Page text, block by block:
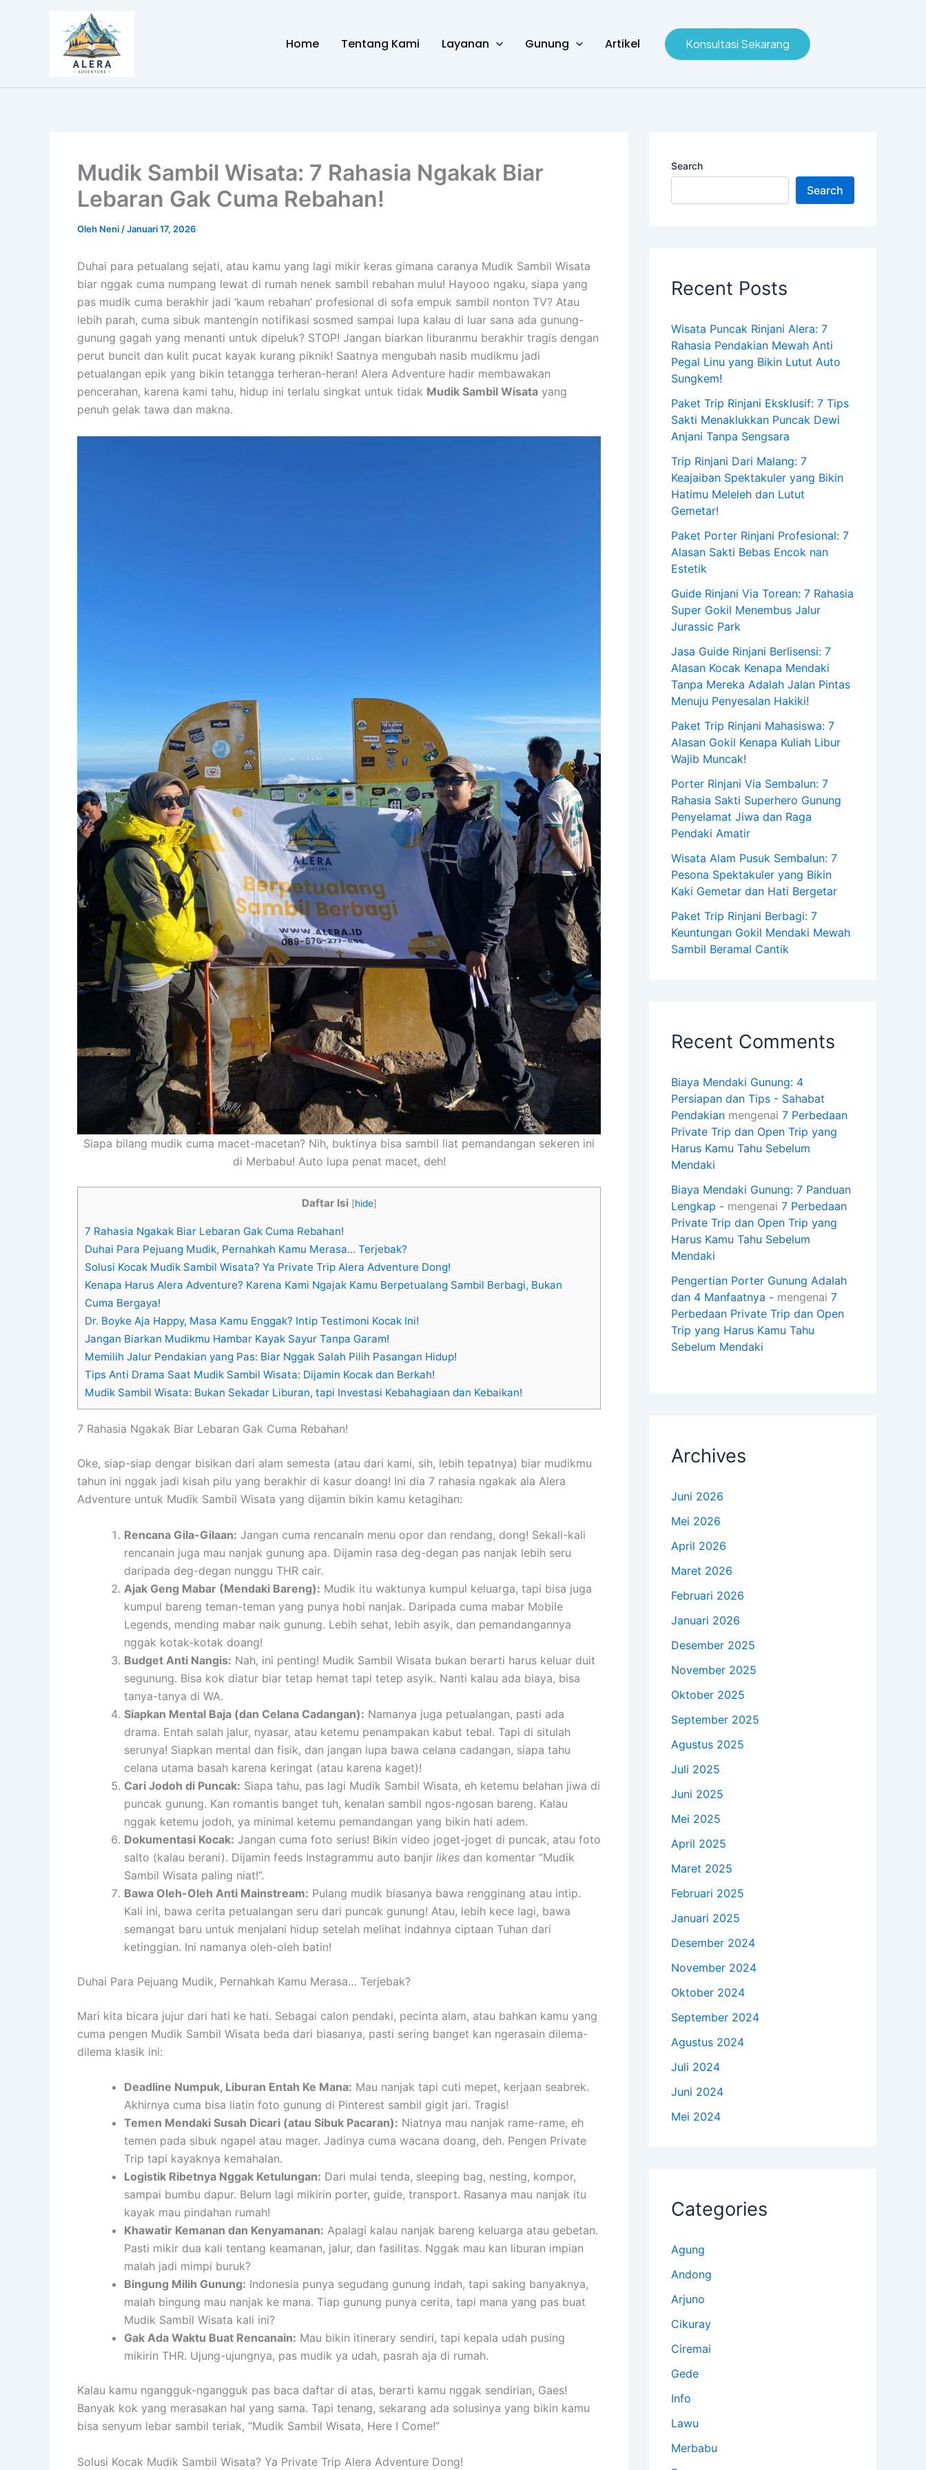
Home Tentang Kami Layanan Gunung Artikel Konsultasi Sekarang
Mudik Sambil Wisata: 7 Rahasia Ngakak Biar
Lebaran Gak Cuma Rebahan!
Oleh Neni /Januari 17, 2026
Duhai para petualang sejati, atau kamu yang lagi mikir keras gimana caranya Mudik Sambil Wisata
biar nggak cuma numpang lewat di rumah nenek sambil rebahan mulu! Hayooo ngaku, siapa yang
pas mudik cuma berakhir jadi ‘kaum rebahan’ profesional di sofa empuk sambil nonton TV? Atau
lebih parah, cuma sibuk mantengin notifikasi sosmed sampai lupa kalau di luar sana ada gunung-
gunung gagah yang menanti untuk dipeluk? STOP! Jangan biarkan liburanmu berakhir tragis dengan
perut buncit dan kulit pucat kayak kurang piknik! Saatnya mengubah nasib mudikmu jadi
petualangan epik yang bikin tetangga terheran-heran! Alera Adventure hadir membawakan
pencerahan, karena kami tahu, hidup ini terlalu singkat untuk tidak Mudik Sambil Wisata yang
penuh gelak tawa dan makna.
Siapa bilang mudik cuma macet-macetan? Nih, buktinya bisa sambil liat pemandangan sekeren ini
di Merbabu! Auto lupa penat macet, deh!
Daftar Isi [hide]
7 Rahasia Ngakak Biar Lebaran Gak Cuma Rebahan!
Duhai Para Pejuang Mudik, Pernahkah Kamu Merasa… Terjebak?
Solusi Kocak Mudik Sambil Wisata? Ya Private Trip Alera Adventure Dong!
Kenapa Harus Alera Adventure? Karena Kami Ngajak Kamu Berpetualang Sambil Berbagi, Bukan
Cuma Bergaya!
Dr. Boyke Aja Happy, Masa Kamu Enggak? Intip Testimoni Kocak Ini!
Jangan Biarkan Mudikmu Hambar Kayak Sayur Tanpa Garam!
Memilih Jalur Pendakian yang Pas: Biar Nggak Salah Pilih Pasangan Hidup!
Tips Anti Drama Saat Mudik Sambil Wisata: Dijamin Kocak dan Berkah!
Mudik Sambil Wisata: Bukan Sekadar Liburan, tapi Investasi Kebahagiaan dan Kebaikan!
7 Rahasia Ngakak Biar Lebaran Gak Cuma Rebahan!
Oke, siap-siap dengar bisikan dari alam semesta (atau dari kami, sih, lebih tepatnya) biar mudikmu
tahun ini nggak jadi kisah pilu yang berakhir di kasur doang! Ini dia 7 rahasia ngakak ala Alera
Adventure untuk Mudik Sambil Wisata yang dijamin bikin kamu ketagihan:
Rencana Gila-Gilaan: Jangan cuma rencanain menu opor dan rendang, dong! Sekali-kali
rencanain juga mau nanjak gunung apa. Dijamin rasa deg-degan pas nanjak lebih seru
daripada deg-degan nunggu THR cair.
Ajak Geng Mabar (Mendaki Bareng): Mudik itu waktunya kumpul keluarga, tapi bisa juga
kumpul bareng teman-teman yang punya hobi nanjak. Daripada cuma mabar Mobile
Legends, mending mabar naik gunung. Lebih sehat, lebih asyik, dan pemandangannya
nggak kotak-kotak doang!
Budget Anti Nangis: Nah, ini penting! Mudik Sambil Wisata bukan berarti harus keluar duit
segunung. Bisa kok diatur biar tetap hemat tapi tetep asyik. Nanti kalau ada biaya, bisa
tanya-tanya di WA.
Siapkan Mental Baja (dan Celana Cadangan): Namanya juga petualangan, pasti ada
drama. Entah salah jalur, nyasar, atau ketemu penampakan kabut tebal. Tapi di situlah
serunya! Siapkan mental dan fisik, dan jangan lupa bawa celana cadangan, siapa tahu
celana utama basah karena keringat (atau karena kaget)!
Cari Jodoh di Puncak: Siapa tahu, pas lagi Mudik Sambil Wisata, eh ketemu belahan jiwa di
puncak gunung. Kan romantis banget tuh, kenalan sambil ngos-ngosan bareng. Kalau
nggak ketemu jodoh, ya minimal ketemu pemandangan yang bikin hati adem.
Dokumentasi Kocak: Jangan cuma foto serius! Bikin video joget-joget di puncak, atau foto
salto (kalau berani). Dijamin feeds Instagrammu auto banjir likes dan komentar “Mudik
Sambil Wisata paling niat!”.
Bawa Oleh-Oleh Anti Mainstream: Pulang mudik biasanya bawa rengginang atau intip.
Kali ini, bawa cerita petualangan seru dari puncak gunung! Atau, lebih kece lagi, bawa
semangat baru untuk menjalani hidup setelah melihat indahnya ciptaan Tuhan dari
ketinggian. Ini namanya oleh-oleh batin!
Duhai Para Pejuang Mudik, Pernahkah Kamu Merasa… Terjebak?
Mari kita bicara jujur dari hati ke hati. Sebagai calon pendaki, pecinta alam, atau bahkan kamu yang
cuma pengen Mudik Sambil Wisata beda dari biasanya, pasti sering banget kan ngerasain dilema-
dilema klasik ini:
Deadline Numpuk, Liburan Entah Ke Mana: Mau nanjak tapi cuti mepet, kerjaan seabrek.
Akhirnya cuma bisa liatin foto gunung di Pinterest sambil gigit jari. Tragis!
Temen Mendaki Susah Dicari (atau Sibuk Pacaran): Niatnya mau nanjak rame-rame, eh
temen pada sibuk ngapel atau mager. Jadinya cuma wacana doang, deh. Pengen Private
Trip tapi kayaknya kemahalan.
Logistik Ribetnya Nggak Ketulungan: Dari mulai tenda, sleeping bag, nesting, kompor,
sampai bumbu dapur. Belum lagi mikirin porter, guide, transport. Rasanya mau nanjak itu
kayak mau pindahan rumah!
Khawatir Kemanan dan Kenyamanan: Apalagi kalau nanjak bareng keluarga atau gebetan.
Pasti mikir dua kali tentang keamanan, jalur, dan fasilitas. Nggak mau kan liburan impian
malah jadi mimpi buruk?
Bingung Milih Gunung: Indonesia punya segudang gunung indah, tapi saking banyaknya,
malah bingung mau nanjak ke mana. Tiap gunung punya cerita, tapi mana yang pas buat
Mudik Sambil Wisata kali ini?
Gak Ada Waktu Buat Rencanain: Mau bikin itinerary sendiri, tapi kepala udah pusing
mikirin THR. Ujung-ujungnya, pas mudik ya udah, pasrah aja di rumah.
Kalau kamu ngangguk-ngangguk pas baca daftar di atas, berarti kamu nggak sendirian, Gaes!
Banyak kok yang merasakan hal yang sama. Tapi tenang, sekarang ada solusinya yang bikin kamu
bisa senyum lebar sambil teriak, “Mudik Sambil Wisata, Here I Come!”
Solusi Kocak Mudik Sambil Wisata? Ya Private Trip Alera Adventure Dong!
Search
Search
Recent Posts
Wisata Puncak Rinjani Alera: 7
Rahasia Pendakian Mewah Anti
Pegal Linu yang Bikin Lutut Auto
Sungkem!
Paket Trip Rinjani Eksklusif: 7 Tips
Sakti Menaklukkan Puncak Dewi
Anjani Tanpa Sengsara
Trip Rinjani Dari Malang: 7
Keajaiban Spektakuler yang Bikin
Hatimu Meleleh dan Lutut
Gemetar!
Paket Porter Rinjani Profesional: 7
Alasan Sakti Bebas Encok nan
Estetik
Guide Rinjani Via Torean: 7 Rahasia
Super Gokil Menembus Jalur
Jurassic Park
Jasa Guide Rinjani Berlisensi: 7
Alasan Kocak Kenapa Mendaki
Tanpa Mereka Adalah Jalan Pintas
Menuju Penyesalan Hakiki!
Paket Trip Rinjani Mahasiswa: 7
Alasan Gokil Kenapa Kuliah Libur
Wajib Muncak!
Porter Rinjani Via Sembalun: 7
Rahasia Sakti Superhero Gunung
Penyelamat Jiwa dan Raga
Pendaki Amatir
Wisata Alam Pusuk Sembalun: 7
Pesona Spektakuler yang Bikin
Kaki Gemetar dan Hati Bergetar
Paket Trip Rinjani Berbagi: 7
Keuntungan Gokil Mendaki Mewah
Sambil Beramal Cantik
Recent Comments
Biaya Mendaki Gunung: 4
Persiapan dan Tips - Sahabat
Pendakian mengenai 7 Perbedaan
Private Trip dan Open Trip yang
Harus Kamu Tahu Sebelum
Mendaki
Biaya Mendaki Gunung: 7 Panduan
Lengkap - mengenai 7 Perbedaan
Private Trip dan Open Trip yang
Harus Kamu Tahu Sebelum
Mendaki
Pengertian Porter Gunung Adalah
dan 4 Manfaatnya - mengenai 7
Perbedaan Private Trip dan Open
Trip yang Harus Kamu Tahu
Sebelum Mendaki
Archives
Juni 2026
Mei 2026
April 2026
Maret 2026
Februari 2026
Januari 2026
Desember 2025
November 2025
Oktober 2025
September 2025
Agustus 2025
Juli 2025
Juni 2025
Mei 2025
April 2025
Maret 2025
Februari 2025
Januari 2025
Desember 2024
November 2024
Oktober 2024
September 2024
Agustus 2024
Juli 2024
Juni 2024
Mei 2024
Categories
Agung
Andong
Arjuno
Cikuray
Ciremai
Gede
Info
Lawu
Merbabu